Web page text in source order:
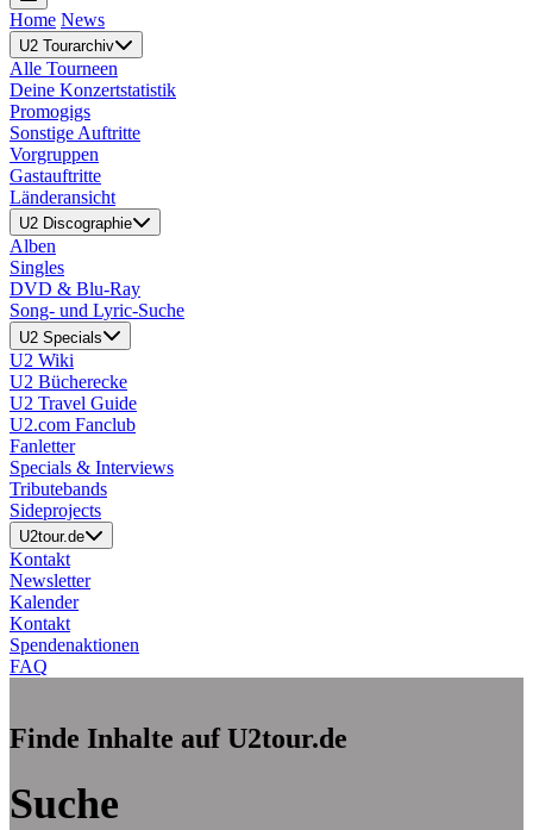
Home News
U2 Tourarchiv
Alle Tourneen
Deine Konzertstatistik
Promogigs
Sonstige Auftritte
Vorgruppen
Gastauftritte
Länderansicht
U2 Discographie
Alben
Singles
DVD & Blu-Ray
Song- und Lyric-Suche
U2 Specials
U2 Wiki
U2 Bücherecke
U2 Travel Guide
U2.com Fanclub
Fanletter
Specials & Interviews
Tributebands
Sideprojects
U2tour.de
Kontakt
Newsletter
Kalender
Kontakt
Spendenaktionen
FAQ
Finde Inhalte auf U2tour.de
Suche